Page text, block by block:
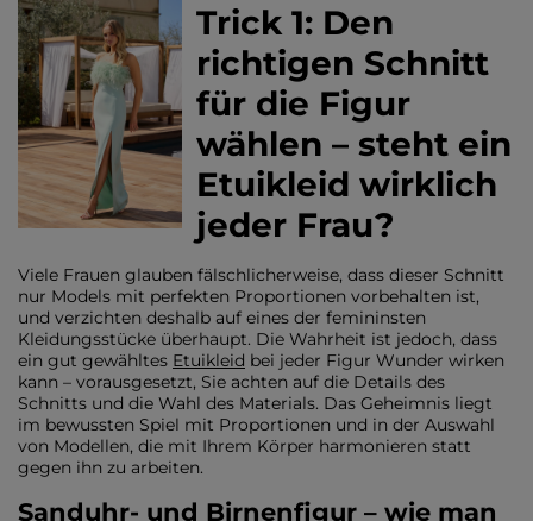
Trick 1: Den
richtigen Schnitt
für die Figur
wählen – steht ein
Etuikleid wirklich
jeder Frau?
Viele Frauen glauben fälschlicherweise, dass dieser Schnitt
nur Models mit perfekten Proportionen vorbehalten ist,
und verzichten deshalb auf eines der femininsten
Kleidungsstücke überhaupt. Die Wahrheit ist jedoch, dass
ein gut gewähltes Etuikleid bei jeder Figur Wunder wirken
kann – vorausgesetzt, Sie achten auf die Details des
Schnitts und die Wahl des Materials. Das Geheimnis liegt
im bewussten Spiel mit Proportionen und in der Auswahl
von Modellen, die mit Ihrem Körper harmonieren statt
gegen ihn zu arbeiten.
Sanduhr- und Birnenfigur – wie man